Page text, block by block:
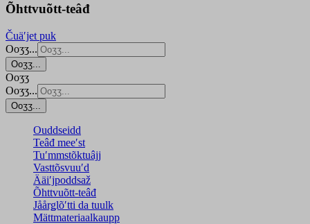
Õhttvuõtt-teâđ
Čuäʹjet puk
Ooʒʒ...
Ooʒʒ...
Ooʒʒ
Ooʒʒ...
Ooʒʒ...
Ouddseidd
Teâđ meeʹst
Tuʹmmstõktuâjj
Vasttõsvuuʹd
Ääiʹjpoddsaž
Õhttvuõtt-teâđ
Jåårǥlõʹtti da tuulk
Mättmateriaalkaupp